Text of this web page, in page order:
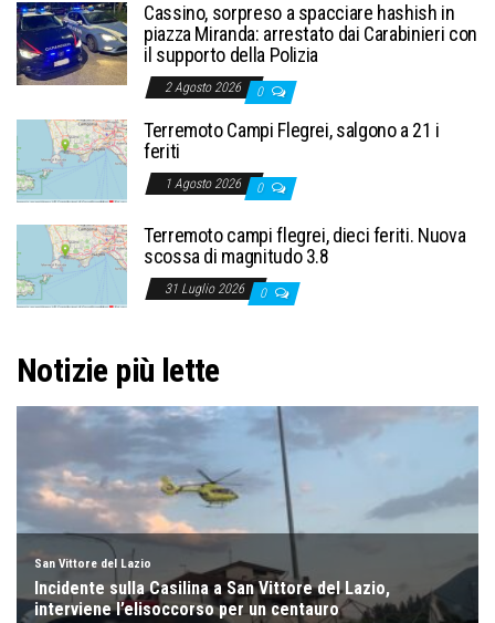
Cassino, sorpreso a spacciare hashish in
piazza Miranda: arrestato dai Carabinieri con
il supporto della Polizia
2 Agosto 2026 0
Terremoto Campi Flegrei, salgono a 21 i
feriti
1 Agosto 2026 0
Terremoto campi flegrei, dieci feriti. Nuova
scossa di magnitudo 3.8
31 Luglio 2026 0
Notizie più lette